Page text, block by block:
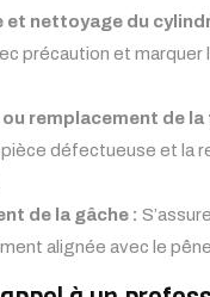
et nettoyage du
précaution et marquer
remplacement de
défectueuse et la
de la gâche :
alignée avec le pêne.